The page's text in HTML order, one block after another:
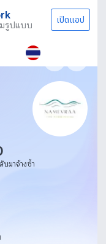
มรูปแบบ เปิดแอป
บมาจ้างซ้ำ